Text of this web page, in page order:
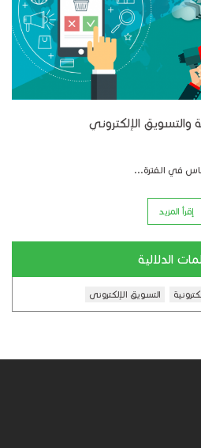
والتسويق الإلكتروني
في الفترة...
إقرأ المزيد
الدلالية
التسويق الإلكترونى